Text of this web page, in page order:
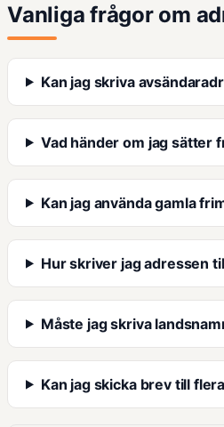
Vanliga frågor om
Kan jag skriva
Vad händer om jag sätter
Kan jag använda gamla
Hur skriver jag adressen
Måste jag skriva
Kan jag skicka brev till